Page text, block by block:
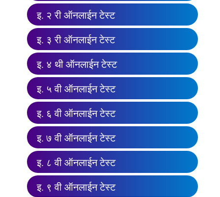
इ. २ री ऑनलाईन टेस्ट
इ. ३ री ऑनलाईन टेस्ट
इ. ४ थी ऑनलाईन टेस्ट
इ. ५ वी ऑनलाईन टेस्ट
इ. ६ वी ऑनलाईन टेस्ट
इ. ७ वी ऑनलाईन टेस्ट
इ. ८ वी ऑनलाईन टेस्ट
इ. ९ वी ऑनलाईन टेस्ट